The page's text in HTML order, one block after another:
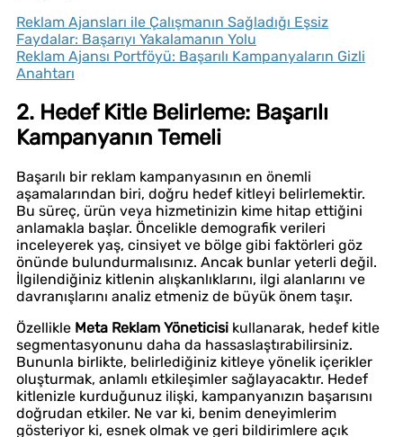
Reklam Ajansları ile Çalışmanın Sağladığı Eşsiz
Faydalar: Başarıyı Yakalamanın Yolu
Reklam Ajansı Portföyü: Başarılı Kampanyaların Gizli
Anahtarı
2. Hedef Kitle Belirleme: Başarılı
Kampanyanın Temeli
Başarılı bir reklam kampanyasının en önemli
aşamalarından biri, doğru hedef kitleyi belirlemektir.
Bu süreç, ürün veya hizmetinizin kime hitap ettiğini
anlamakla başlar. Öncelikle demografik verileri
inceleyerek yaş, cinsiyet ve bölge gibi faktörleri göz
önünde bulundurmalısınız. Ancak bunlar yeterli değil.
İlgilendiğiniz kitlenin alışkanlıklarını, ilgi alanlarını ve
davranışlarını analiz etmeniz de büyük önem taşır.
Özellikle Meta Reklam Yöneticisi kullanarak, hedef kitle
segmentasyonunu daha da hassaslaştırabilirsiniz.
Bununla birlikte, belirlediğiniz kitleye yönelik içerikler
oluşturmak, anlamlı etkileşimler sağlayacaktır. Hedef
kitlenizle kurduğunuz ilişki, kampanyanızın başarısını
doğrudan etkiler. Ne var ki, benim deneyimlerim
gösteriyor ki, esnek olmak ve geri bildirimlere açık